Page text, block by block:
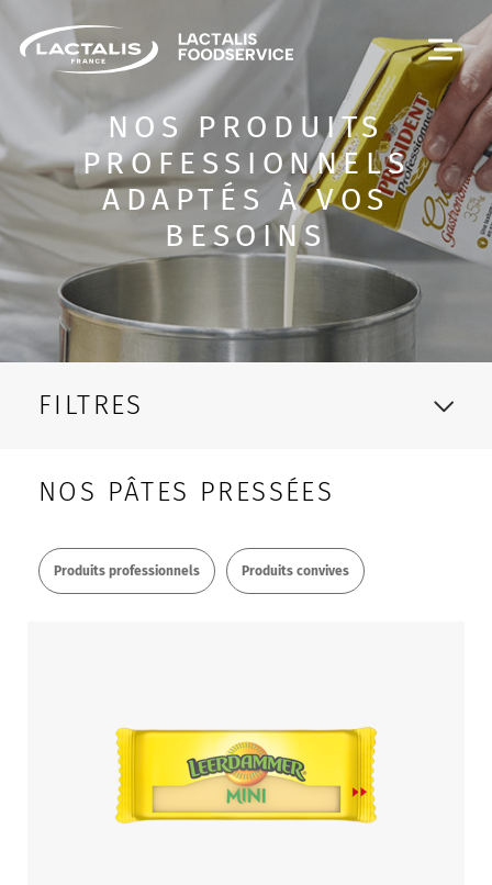
Passer le menu
NOS PRODUITS
PROFESSIONNELS
ADAPTÉS À VOS
BESOINS
FILTRES
NOS PÂTES PRESSÉES
Produits professionnels Produits convives